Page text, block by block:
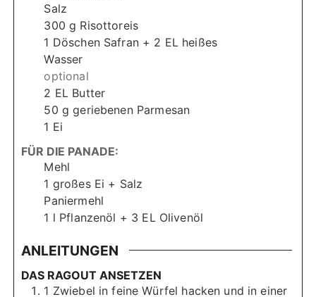
Salz
300 g Risottoreis
1 Döschen Safran + 2 EL heißes
Wasser
optional
2 EL Butter
50 g geriebenen Parmesan
1 Ei
FÜR DIE PANADE:
Mehl
1 großes Ei + Salz
Paniermehl
1 l Pflanzenöl + 3 EL Olivenöl
ANLEITUNGEN
DAS RAGOUT ANSETZEN
1 Zwiebel in feine Würfel hacken und in einer